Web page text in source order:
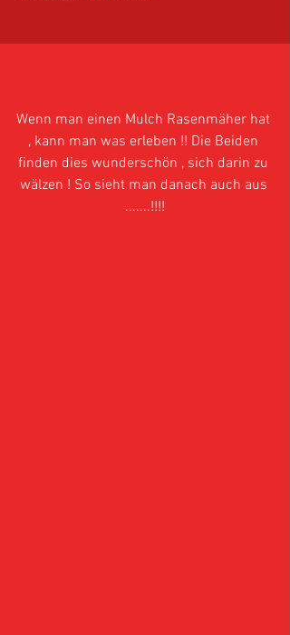
Wenn man einen Mulch Rasenmäher hat
, kann man was erleben !! Die Beiden
finden dies wunderschön , sich darin zu
wälzen ! So sieht man danach auch aus
.......!!!!